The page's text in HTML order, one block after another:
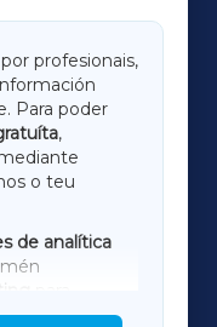
profesionais,
Para poder
,
o teu
de analítica